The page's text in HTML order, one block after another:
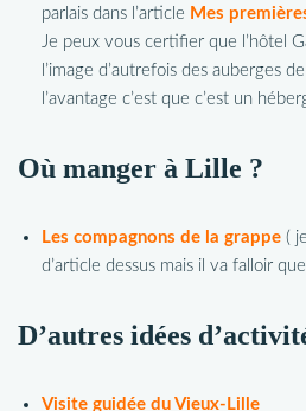
parlais dans l’article Mes
Je peux vous certifier que l’hôtel
l’image d’autrefois des auberges
l’avantage c’est que c’est un
Où manger à Lille ?
Les compagnons de la grappe (
d’article dessus mais il va falloir
D’autres idées
Visite guidée du Vieux-Lille